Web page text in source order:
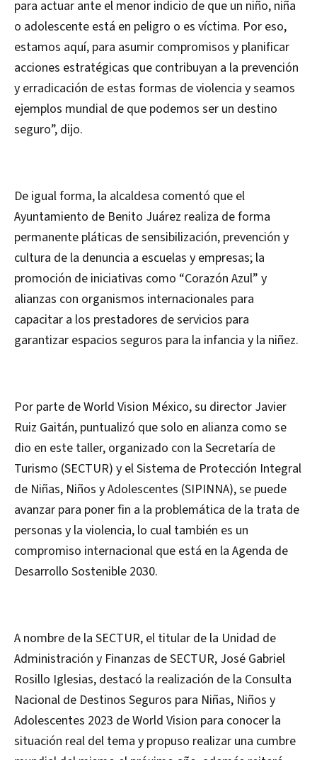
para actuar ante el menor indicio de que un niño, niña
o adolescente está en peligro o es víctima. Por eso,
estamos aquí, para asumir compromisos y planificar
acciones estratégicas que contribuyan a la prevención
y erradicación de estas formas de violencia y seamos
ejemplos mundial de que podemos ser un destino
seguro”, dijo.
De igual forma, la alcaldesa comentó que el
Ayuntamiento de Benito Juárez realiza de forma
permanente pláticas de sensibilización, prevención y
cultura de la denuncia a escuelas y empresas; la
promoción de iniciativas como “Corazón Azul” y
alianzas con organismos internacionales para
capacitar a los prestadores de servicios para
garantizar espacios seguros para la infancia y la niñez.
Por parte de World Vision México, su director Javier
Ruiz Gaitán, puntualizó que solo en alianza como se
dio en este taller, organizado con la Secretaría de
Turismo (SECTUR) y el Sistema de Protección Integral
de Niñas, Niños y Adolescentes (SIPINNA), se puede
avanzar para poner fin a la problemática de la trata de
personas y la violencia, lo cual también es un
compromiso internacional que está en la Agenda de
Desarrollo Sostenible 2030.
A nombre de la SECTUR, el titular de la Unidad de
Administración y Finanzas de SECTUR, José Gabriel
Rosillo Iglesias, destacó la realización de la Consulta
Nacional de Destinos Seguros para Niñas, Niños y
Adolescentes 2023 de World Vision para conocer la
situación real del tema y propuso realizar una cumbre